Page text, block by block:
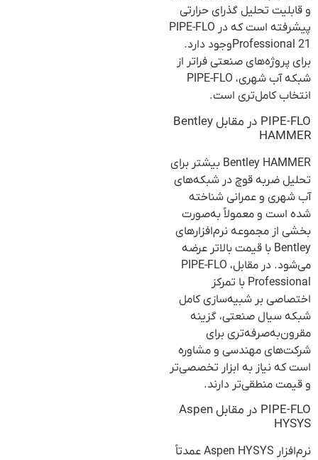
و قابلیت تحلیل گذرای حرارتی
پیشرفته است که در PIPE-FLO
Professional 21وجود دارد.
برای پروژه‌های صنعتی فرا‌تر از
شبکه آب شهری، PIPE-FLO
انتخاب کامل‌تری است.
PIPE-FLO در مقابل Bentley
HAMMER
Bentley HAMMER بیشتر برای
تحلیل ضربه قوچ در شبکه‌های
آب شهری و عمرانی شناخته
شده است و معمولاً به‌صورت
بخشی از مجموعه نرم‌افزارهای
Bentley با قیمت بالاتر عرضه
می‌شود. در مقابل، PIPE-FLO
Professional با تمرکز
اختصاصی بر شبیه‌سازی کامل
شبکه سیال صنعتی، گزینه
مقرون‌به‌صرفه‌تری برای
شرکت‌های مهندسی و مشاوره
است که نیاز به ابزار تخصصی‌تر
و قیمت منطقی‌تر دارند.
PIPE-FLO در مقابل Aspen
HYSYS
نرم‌افزار Aspen HYSYS عمدتاً